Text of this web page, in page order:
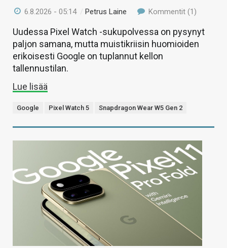
6.8.2026 - 05:14 /Petrus Laine Kommentit (1)
Uudessa Pixel Watch -sukupolvessa on pysynyt
paljon samana, mutta muistikriisin huomioiden
erikoisesti Google on tuplannut kellon
tallennustilan.
Lue lisää
Google Pixel Watch 5 Snapdragon Wear W5 Gen 2